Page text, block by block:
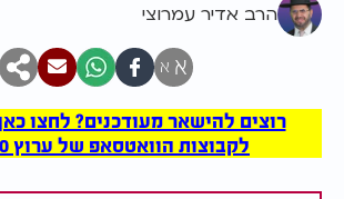
הרב אדיר עמרוצי
א א
רוצים להישאר מעודכנים? לחצו
לקבוצות הוואטסאפ של ערוץ 2000 >>>